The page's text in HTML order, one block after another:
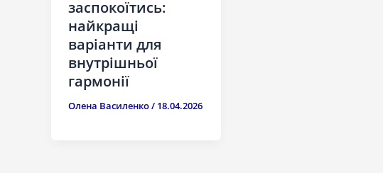
заспокоїтись:
найкращі
варіанти для
внутрішньої
гармонії
Олена Василенко/ 18.04.2026